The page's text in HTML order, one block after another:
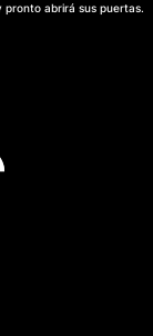
pronto abrirá sus puertas.